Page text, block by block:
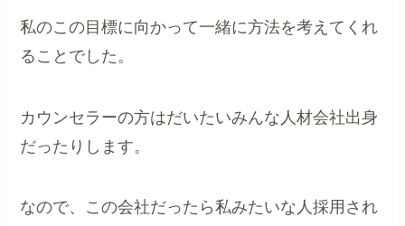
私のこの目標に向かって一緒に方法を考えてくれ
ることでした。
カウンセラーの方はだいたいみんな人材会社出身
だったりします。
なので、この会社だったら私みたいな人採用され